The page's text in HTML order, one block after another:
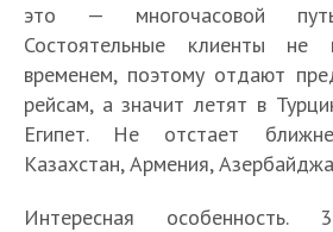
это — многочасовой
Состоятельные клиенты не
временем, поэтому отдают
рейсам, а значит летят в
Египет. Не отстает
Казахстан, Армения,
Интересная особенность.